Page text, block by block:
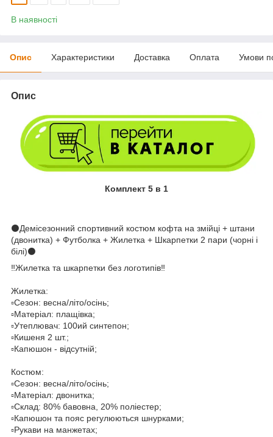
В наявності
Опис Характеристики Доставка Оплата Умови
Опис
Комплект 5 в 1
⚫️Демісезонний спортивний костюм кофта на змійці + штани
(двонитка) + Футболка + Жилетка + Шкарпетки 2 пари (чорні і
білі)⚫️
‼️Жилетка та шкарпетки без логотипів‼️
Жилетка:
▫️Сезон: весна/літо/осінь;
▫️Матеріал: плащівка;
▫️Утеплювач: 100ий синтепон;
▫️Кишеня 2 шт.;
▫️Капюшон - відсутній;
Костюм:
▫️Сезон: весна/літо/осінь;
▫️Матеріал: двонитка;
▫️Склад: 80% бавовна, 20% поліестер;
▫️Капюшон та пояс регулюються шнурками;
▫️Рукави на манжетах;